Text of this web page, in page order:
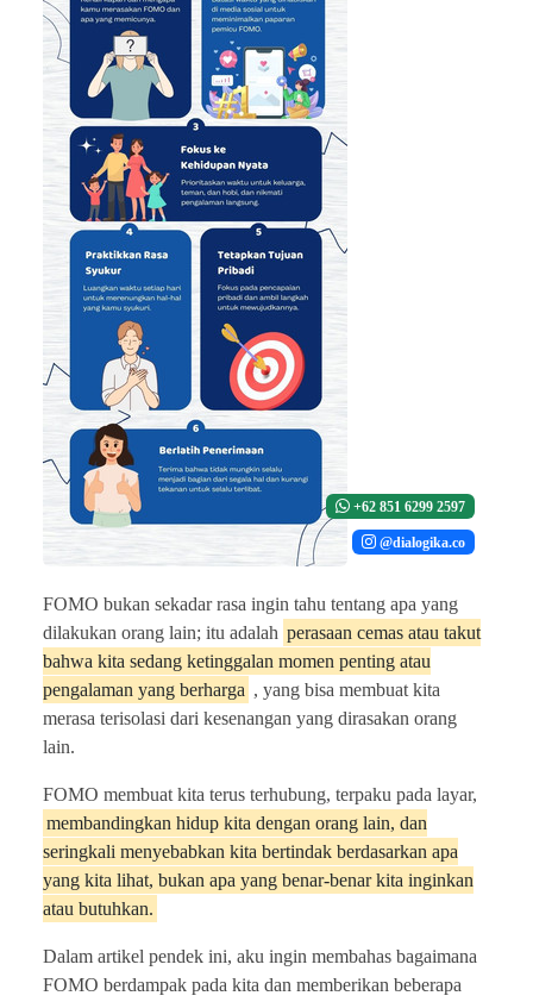
+62 851 6299 2597
@dialogika.co
FOMO bukan sekadar rasa ingin tahu tentang apa yang
dilakukan orang lain; itu adalah perasaan cemas atau takut
bahwa kita sedang ketinggalan momen penting atau
pengalaman yang berharga , yang bisa membuat kita
merasa terisolasi dari kesenangan yang dirasakan orang
lain.
FOMO membuat kita terus terhubung, terpaku pada layar,
membandingkan hidup kita dengan orang lain, dan
seringkali menyebabkan kita bertindak berdasarkan apa
yang kita lihat, bukan apa yang benar-benar kita inginkan
atau butuhkan.
Dalam artikel pendek ini, aku ingin membahas bagaimana
FOMO berdampak pada kita dan memberikan beberapa